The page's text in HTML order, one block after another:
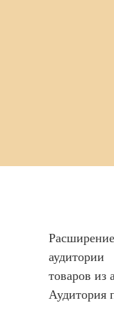
товаров из
Аудитория